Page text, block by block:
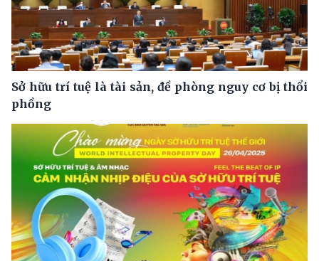
Sở hữu trí tuệ là tài sản, đề phòng nguy cơ bị thổi
phồng